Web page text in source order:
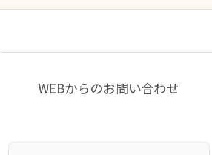
WEBからのお問い合わせ